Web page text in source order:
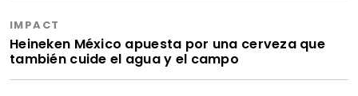
IMPACT
Heineken México apuesta por una cerveza que
también cuide el agua y el campo